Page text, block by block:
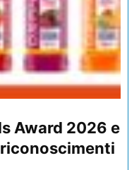
Award 2026 e